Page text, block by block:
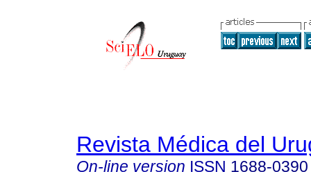
Revista Médica del
On-line version ISSN 1688-0390